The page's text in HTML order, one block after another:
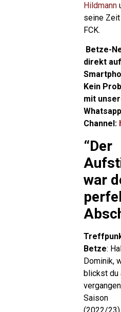
Hildmann
seine
FCK.
Betze-
direkt
Kein
mit
Channel:
“Der
war
Betze:
Dominik,
blickst du
Saison